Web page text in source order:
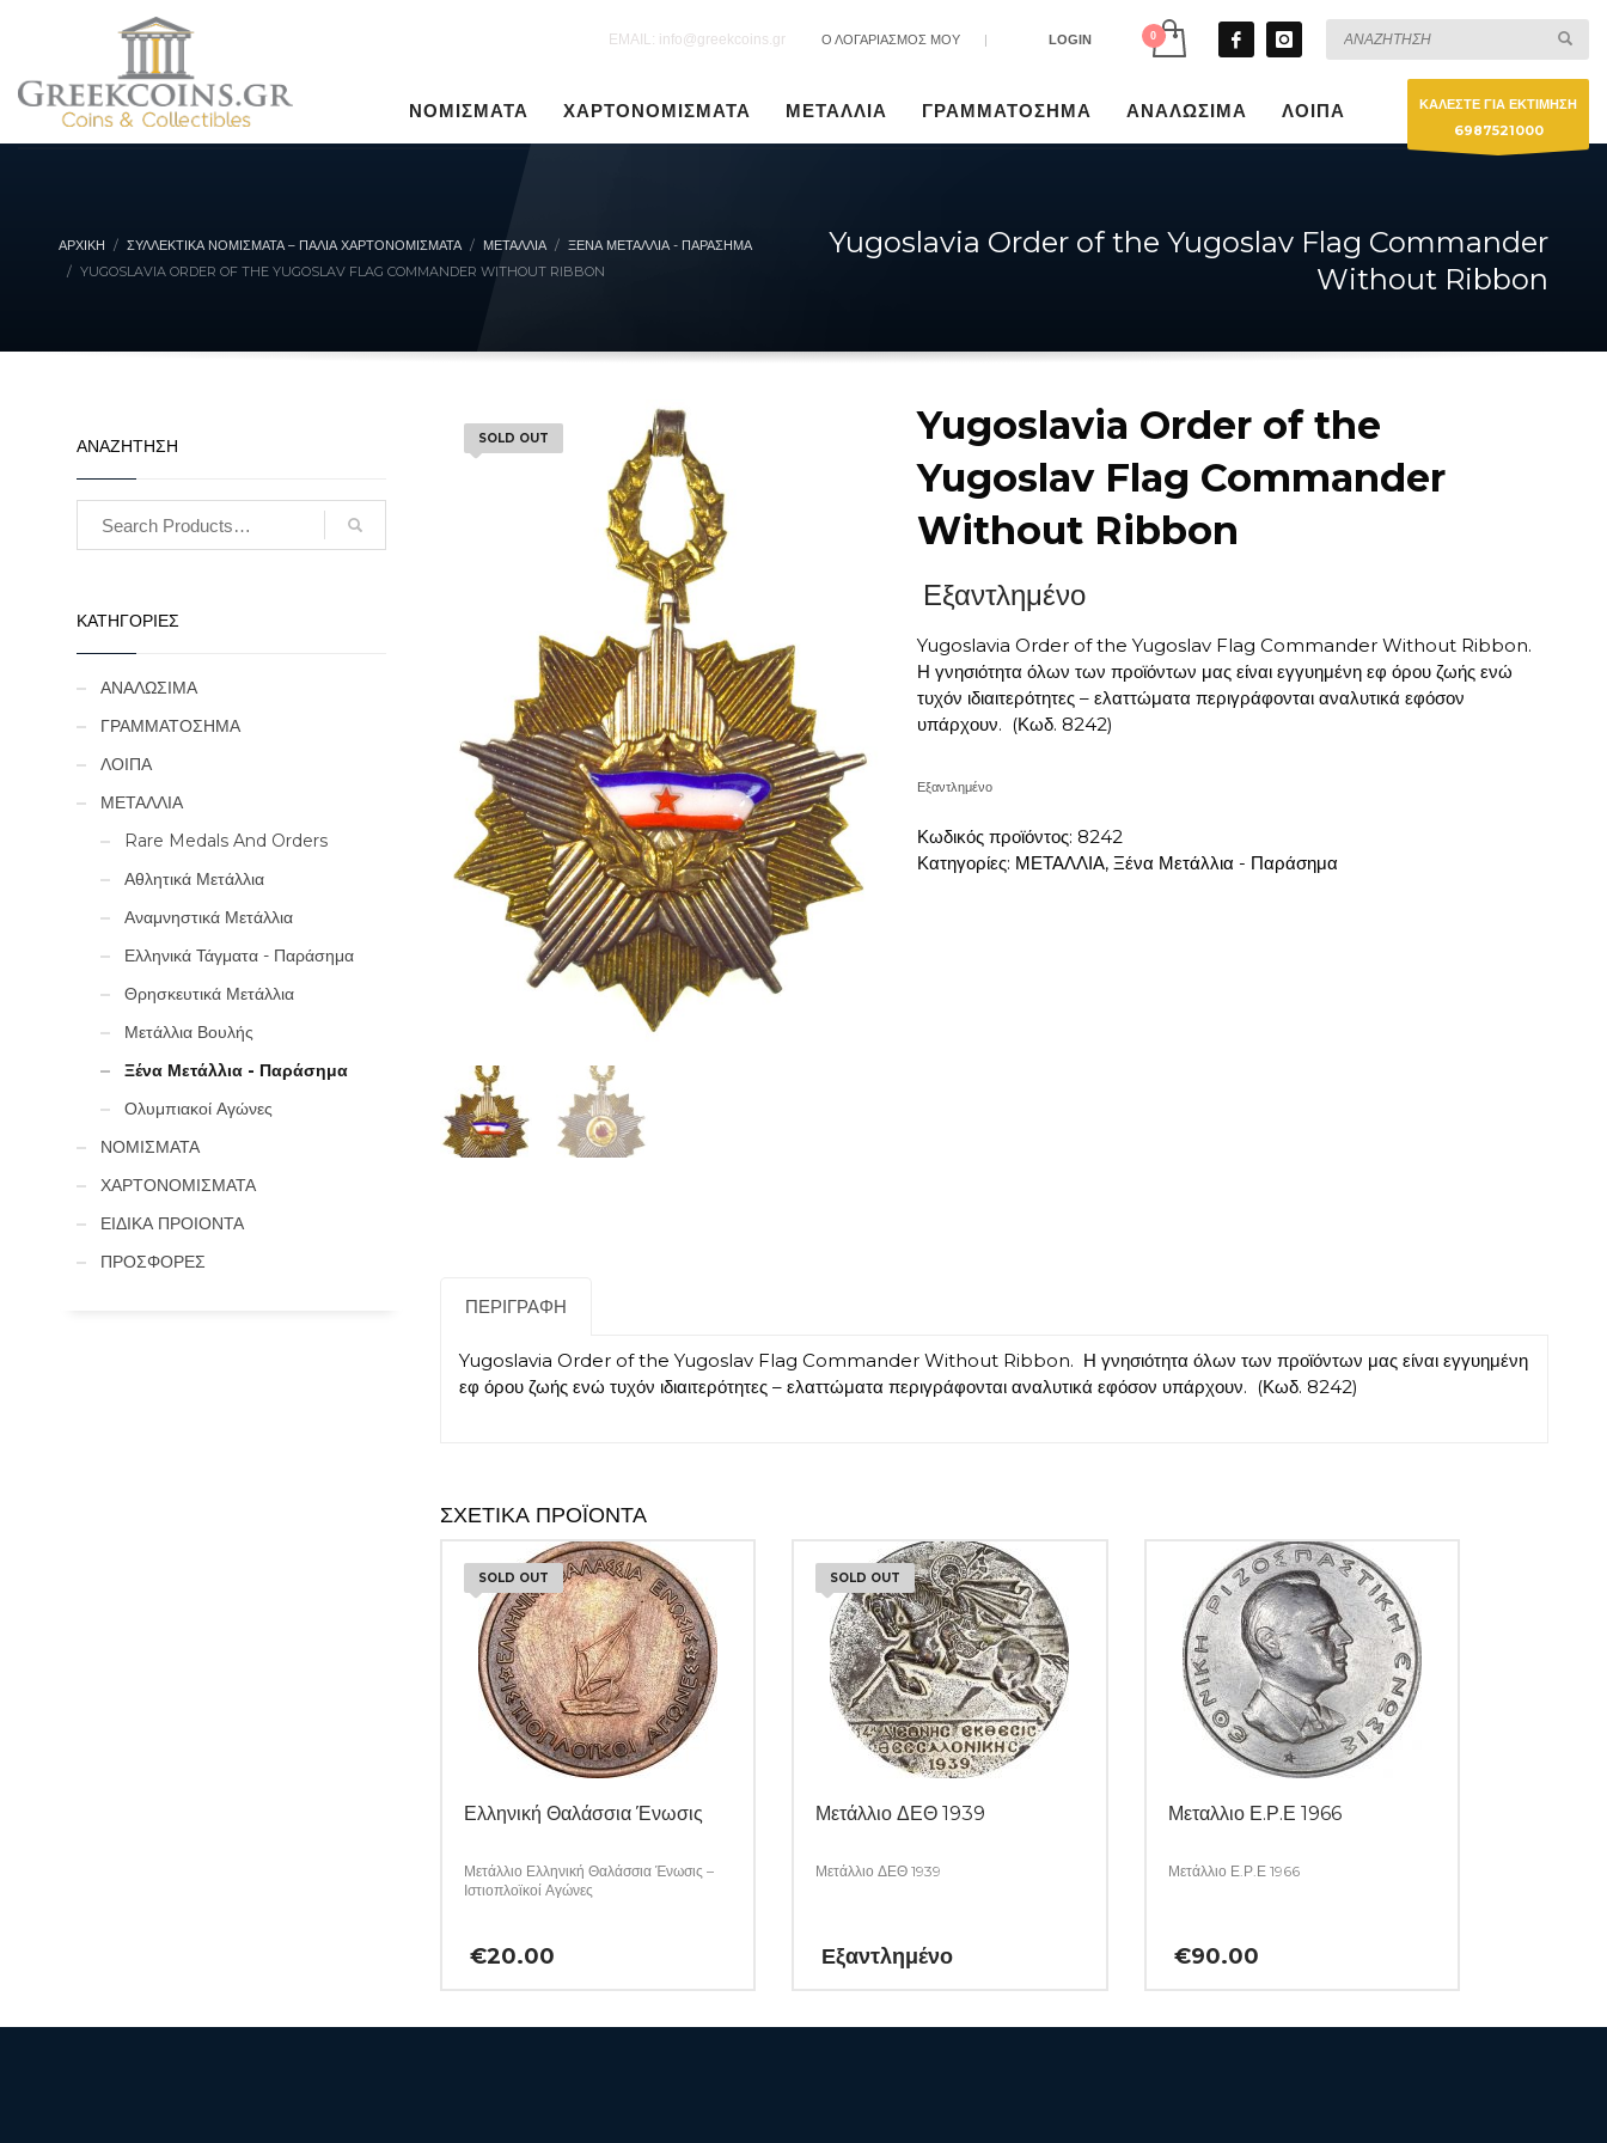
EMAIL: info@greekcoins.gr Ο ΛΟΓΑΡΙΑΣΜΟΣ ΜΟΥ | LOGIN
ΝΟΜΙΣΜΑΤΑ ΧΑΡΤΟΝΟΜΙΣΜΑΤΑ ΜΕΤΑΛΛΙΑ ΓΡΑΜΜΑΤΟΣΗΜΑ ΑΝΑΛΩΣΙΜΑ ΛΟΙΠΑ
ΚΑΛΕΣΤΕ ΓΙΑ ΕΚΤΙΜΗΣΗ
6987521000
ΑΡΧΙΚΉ ΣΥΛΛΕΚΤΙΚΆ ΝΟΜΊΣΜΑΤΑ – ΠΑΛΙΆ ΧΑΡΤΟΝΟΜΊΣΜΑΤΑ ΜΕΤΑΛΛΙΑ
ΞΈΝΑ ΜΕΤΆΛΛΙΑ - ΠΑΡΆΣΗΜΑ
YUGOSLAVIA ORDER OF THE YUGOSLAV FLAG COMMANDER WITHOUT RIBBON
Yugoslavia Order of the Yugoslav Flag Commander
Without Ribbon
SOLD OUT
Yugoslavia Order of the
Yugoslav Flag Commander
Without Ribbon
Εξαντλημένο
Yugoslavia Order of the Yugoslav Flag Commander Without Ribbon.
Η γνησιότητα όλων των προϊόντων μας είναι εγγυημένη εφ όρου ζωής ενώ
τυχόν ιδιαιτερότητες – ελαττώματα περιγράφονται αναλυτικά εφόσον
υπάρχουν. (Κωδ. 8242)
Εξαντλημένο
Κωδικός προϊόντος: 8242
Κατηγορίες: ΜΕΤΑΛΛΙΑ, Ξένα Μετάλλια - Παράσημα
ΠΕΡΙΓΡΑΦΉ
Yugoslavia Order of the Yugoslav Flag Commander Without Ribbon. Η γνησιότητα όλων των προϊόντων μας είναι εγγυημένη
εφ όρου ζωής ενώ τυχόν ιδιαιτερότητες – ελαττώματα περιγράφονται αναλυτικά εφόσον υπάρχουν. (Κωδ. 8242)
ΣΧΕΤΙΚΆ ΠΡΟΪΌΝΤΑ
SOLD OUT
Ελληνική Θαλάσσια Ένωσις
Μετάλλιο Ελληνική Θαλάσσια Ένωσις –
Ιστιοπλοϊκοί Αγώνες
€20.00
SOLD OUT
Μετάλλιο ΔΕΘ 1939
Μετάλλιο ΔΕΘ 1939
Εξαντλημένο
Μεταλλιο Ε.Ρ.Ε 1966
Μετάλλιο Ε.Ρ.Ε 1966
€90.00
ΑΝΑΖΗΤΗΣΗ
ΚΑΤΗΓΟΡΙΕΣ
ΑΝΑΛΩΣΙΜΑ
ΓΡΑΜΜΑΤΟΣΗΜΑ
ΛΟΙΠΑ
ΜΕΤΑΛΛΙΑ
Rare Medals And Orders
Αθλητικά Μετάλλια
Αναμνηστικά Μετάλλια
Ελληνικά Τάγματα - Παράσημα
Θρησκευτικά Μετάλλια
Μετάλλια Βουλής
Ξένα Μετάλλια - Παράσημα
Ολυμπιακοί Αγώνες
ΝΟΜΙΣΜΑΤΑ
ΧΑΡΤΟΝΟΜΙΣΜΑΤΑ
ΕΙΔΙΚΑ ΠΡΟΙΟΝΤΑ
ΠΡΟΣΦΟΡΕΣ